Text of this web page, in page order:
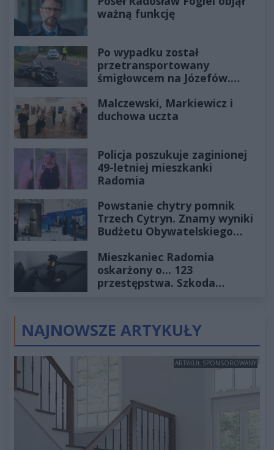
ważną funkcję
Po wypadku został
przetransportowany
śmigłowcem na Józefów.
Malczewski, Markiewicz i
duchowa uczta
Policja poszukuje zaginionej
49-letniej mieszkanki
Radomia
Powstanie chytry pomnik
Trzech Cytryn. Znamy wyniki
Budżetu Obywatelskiego
Mieszkaniec Radomia
oskarżony o... 123
przestępstwa. Szkoda
NAJNOWSZE ARTYKUŁY
ARTYKUŁ SPONSOROWANY